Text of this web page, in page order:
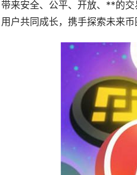
带来安全、公平、开放、**的
用户共同成长，携手探索未来币